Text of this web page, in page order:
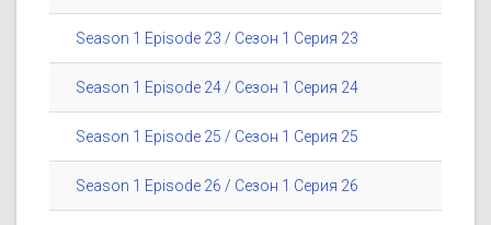
Season 1 Episode 23 / Сезон 1 Серия 23
Season 1 Episode 24 / Сезон 1 Серия 24
Season 1 Episode 25 / Сезон 1 Серия 25
Season 1 Episode 26 / Сезон 1 Серия 26